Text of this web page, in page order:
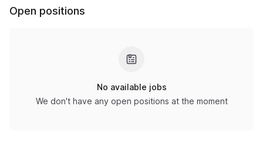
Open positions
No available jobs
We don't have any open positions at the moment